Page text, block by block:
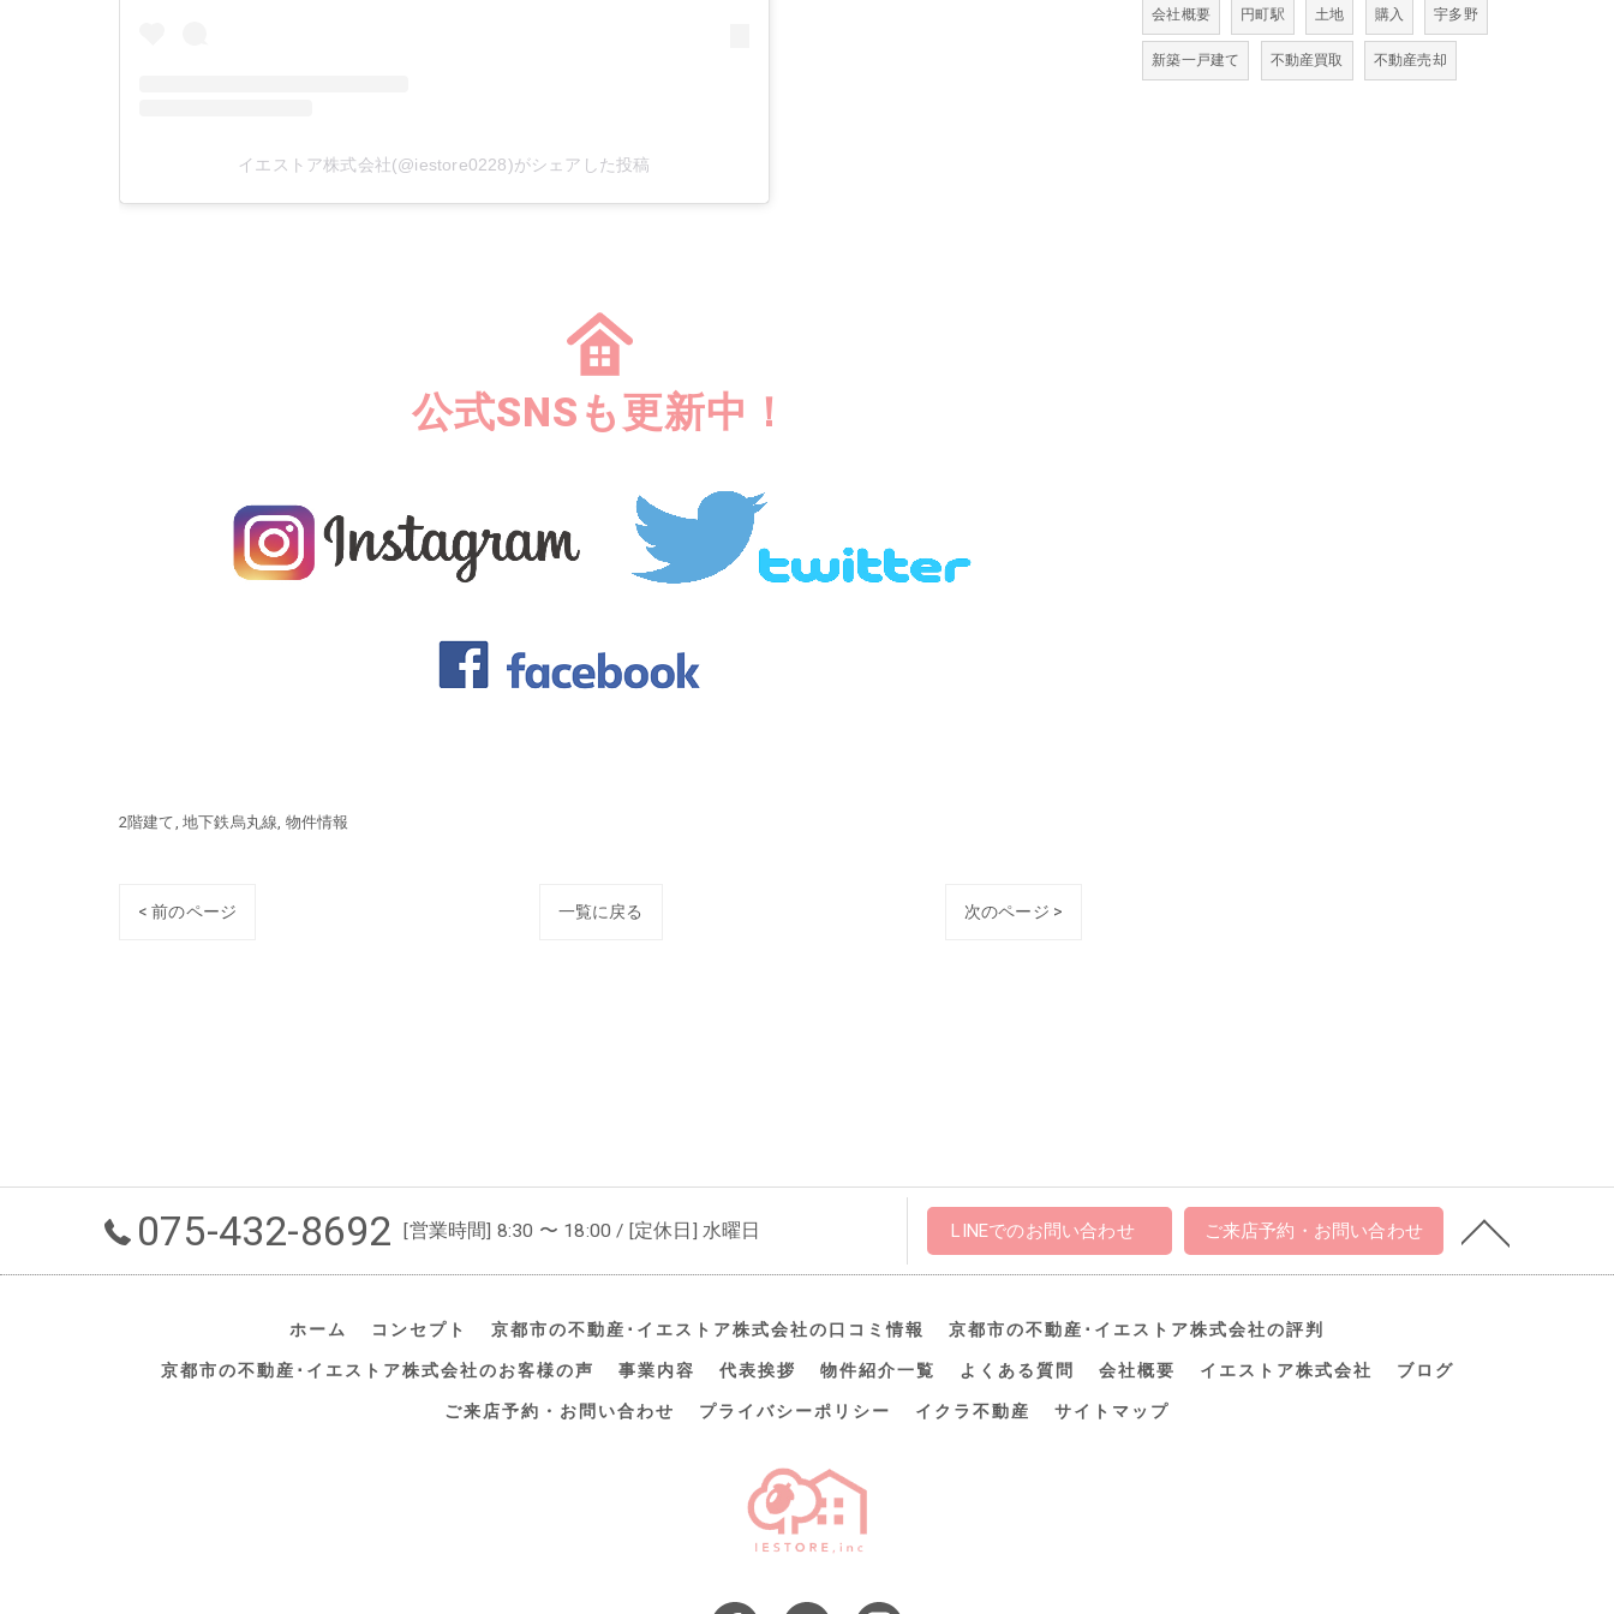
イエストア株式会社(@iestore0228)がシェアした投稿
公式SNSも更新中！
2階建て 地下鉄烏丸線 物件情報
< 前のページ 一覧に戻る 次のページ >
会社概要 円町駅 土地 購入 宇多野
新築一戸建て 不動産買取 不動産売却
075-432-8692 [営業時間] 8:30 〜 18:00 / [定休日] 水曜日 LINEでのお問い合わせ ご来店予約・お問い合わせ
ホーム コンセプト 京都市の不動産･イエストア株式会社の口コミ情報 京都市の不動産･イエストア株式会社の評判
京都市の不動産･イエストア株式会社のお客様の声 事業内容 代表挨拶 物件紹介一覧 よくある質問 会社概要 イエストア株式会社 ブログ
ご来店予約・お問い合わせ プライバシーポリシー イクラ不動産 サイトマップ